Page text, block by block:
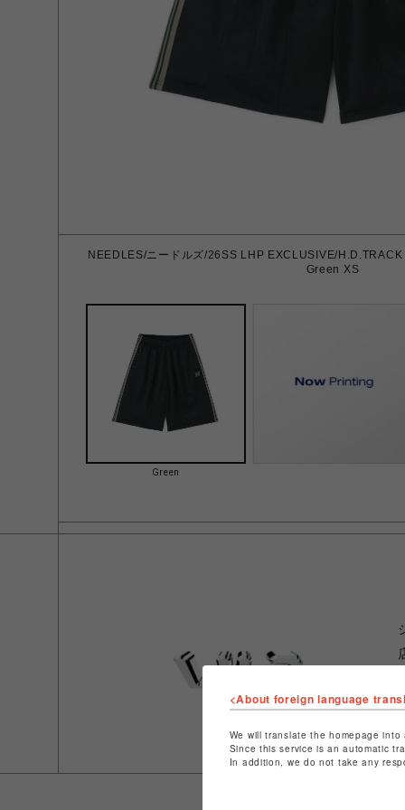
NEEDLES/ニードルズ/26SS LHP EXCLUSIVE/
Green XS
Green
<About foreign language
We will translate the homepage
Since this service is an automatic
In addition, we do not take any